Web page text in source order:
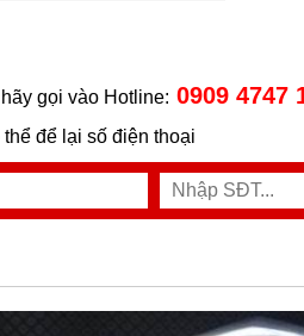
gọi vào Hotline: 0909 4747
để lại số điện thoại